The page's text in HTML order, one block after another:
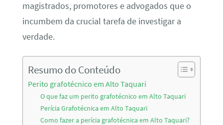
magistrados, promotores e advogados que o
incumbem da crucial tarefa de investigar a
verdade.
Resumo do Conteúdo
Perito grafotécnico em Alto Taquari
O que faz um perito grafotécnico em Alto Taquari
Perícia Grafotécnica em Alto Taquari
Como fazer a perícia grafotécnica em Alto Taquari?